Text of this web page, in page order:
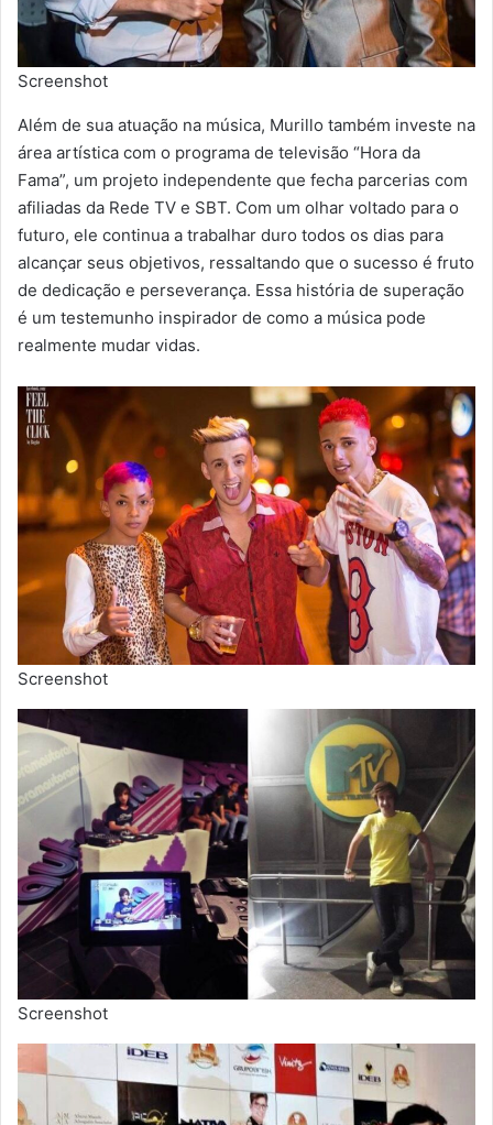
Screenshot
Além de sua atuação na música, Murillo também investe na
área artística com o programa de televisão “Hora da
Fama”, um projeto independente que fecha parcerias com
afiliadas da Rede TV e SBT. Com um olhar voltado para o
futuro, ele continua a trabalhar duro todos os dias para
alcançar seus objetivos, ressaltando que o sucesso é fruto
de dedicação e perseverança. Essa história de superação
é um testemunho inspirador de como a música pode
realmente mudar vidas.
Screenshot
Screenshot